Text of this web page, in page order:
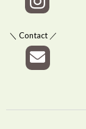
＼ Contact ／